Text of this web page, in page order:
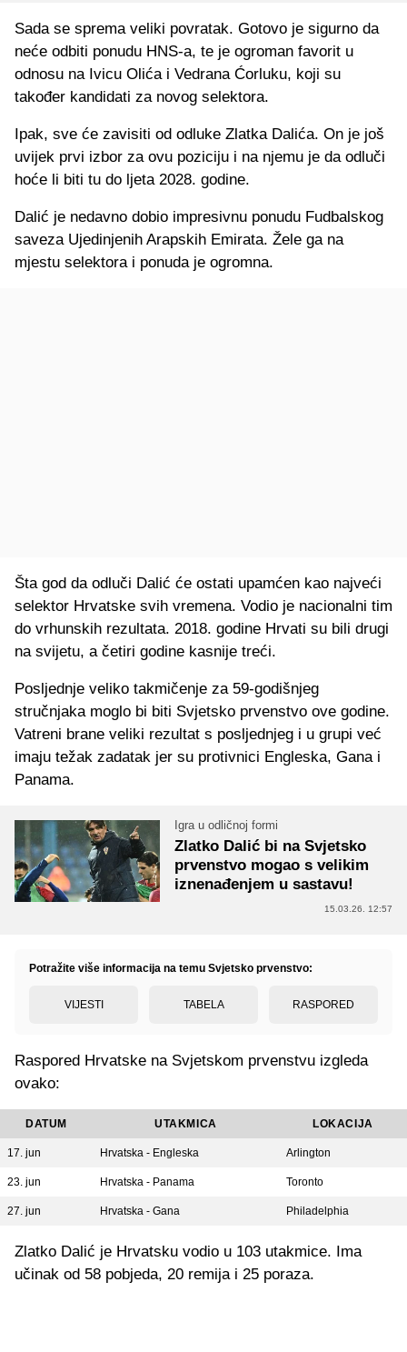
Sada se sprema veliki povratak. Gotovo je sigurno da
neće odbiti ponudu HNS-a, te je ogroman favorit u
odnosu na Ivicu Olića i Vedrana Ćorluku, koji su
također kandidati za novog selektora.
Ipak, sve će zavisiti od odluke Zlatka Dalića. On je još
uvijek prvi izbor za ovu poziciju i na njemu je da odluči
hoće li biti tu do ljeta 2028. godine.
Dalić je nedavno dobio impresivnu ponudu Fudbalskog
saveza Ujedinjenih Arapskih Emirata. Žele ga na
mjestu selektora i ponuda je ogromna.
Šta god da odluči Dalić će ostati upamćen kao najveći
selektor Hrvatske svih vremena. Vodio je nacionalni tim
do vrhunskih rezultata. 2018. godine Hrvati su bili drugi
na svijetu, a četiri godine kasnije treći.
Posljednje veliko takmičenje za 59-godišnjeg
stručnjaka moglo bi biti Svjetsko prvenstvo ove godine.
Vatreni brane veliki rezultat s posljednjeg i u grupi već
imaju težak zadatak jer su protivnici Engleska, Gana i
Panama.
Igra u odličnoj formi
Zlatko Dalić bi na Svjetsko
prvenstvo mogao s velikim
iznenađenjem u sastavu!
15.03.26. 12:57
Potražite više informacija na temu Svjetsko prvenstvo:
VIJESTI TABELA RASPORED
Raspored Hrvatske na Svjetskom prvenstvu izgleda
ovako:
DATUM UTAKMICA LOKACIJA
17. jun Hrvatska - Engleska Arlington
23. jun Hrvatska - Panama Toronto
27. jun Hrvatska - Gana Philadelphia
Zlatko Dalić je Hrvatsku vodio u 103 utakmice. Ima
učinak od 58 pobjeda, 20 remija i 25 poraza.